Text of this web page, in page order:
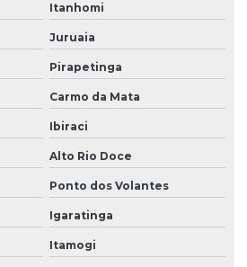
Itanhomi
Juruaia
Pirapetinga
Carmo da Mata
Ibiraci
Alto Rio Doce
Ponto dos Volantes
Igaratinga
Itamogi